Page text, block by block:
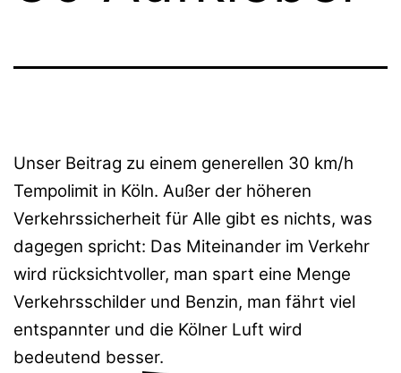
Unser Beitrag zu einem generellen 30 km/h
Tempolimit in Köln. Außer der höheren
Verkehrssicherheit für Alle gibt es nichts, was
dagegen spricht: Das Miteinander im Verkehr
wird rücksichtvoller, man spart eine Menge
Verkehrsschilder und Benzin, man fährt viel
entspannter und die Kölner Luft wird
bedeutend besser.